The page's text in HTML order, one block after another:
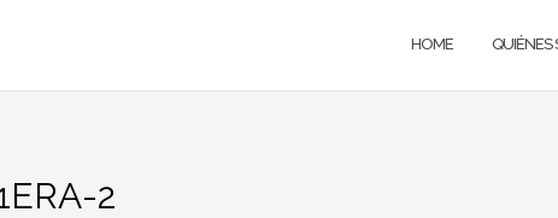
HOME QUIÉNES
2